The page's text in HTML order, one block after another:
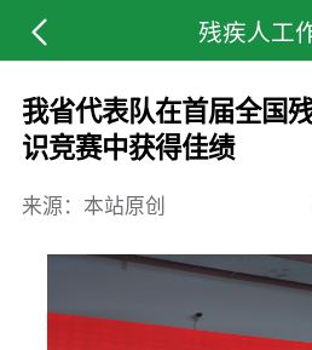
残疾人工
我省代表队在首届全国
识竞赛中获得佳绩
来源：本站原创